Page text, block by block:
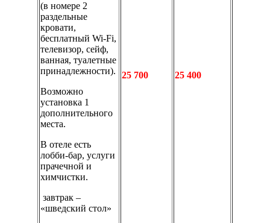
(в номере 2
раздельные
кровати,
бесплатный Wi-Fi,
телевизор, сейф,
ванная, туалетные
принадлежности).
Возможно
установка 1
дополнительного
места.
В отеле есть
лобби-бар, услуги
прачечной и
химчистки.
завтрак –
«шведский стол»
25 700 25 400